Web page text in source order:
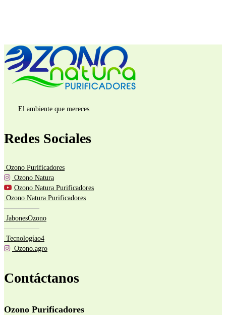
El ambiente que mereces
Redes Sociales
Ozono Purificadores
Ozono Natura
Ozono Natura Purificadores
Ozono Natura Purificadores
—————
JabonesOzono
—————
Tecnologíao4
Ozono.agro
Contáctanos
Ozono Purificadores